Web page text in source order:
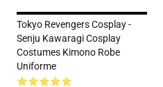
Tokyo Revengers Cosplay -
Senju Kawaragi Cosplay
Costumes Kimono Robe
Uniforme